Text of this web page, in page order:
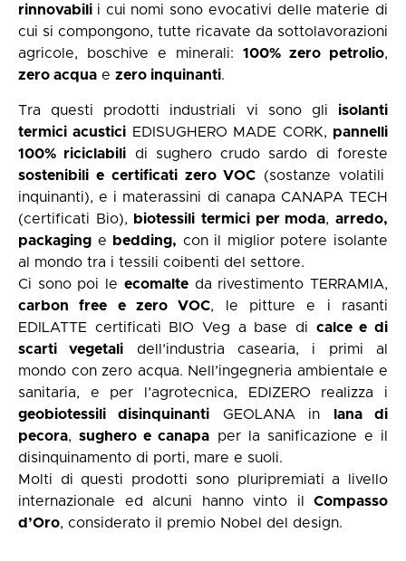
rinnovabili i cui nomi sono evocativi delle materie di
cui si compongono, tutte ricavate da sottolavorazioni
agricole, boschive e minerali: 100% zero petrolio,
zero acqua e zero inquinanti.
Tra questi prodotti industriali vi sono gli isolanti
termici acusticiEDISUGHERO MADE CORK, pannelli
100% riciclabili di sughero crudo sardo di foreste
sostenibili e certificati zero VOC (sostanze volatili
inquinanti), e i materassini di canapa CANAPA TECH
(certificati Bio), biotessili termici per moda,arredo,
packaging e bedding, con il miglior potere isolante
al mondo tra i tessili coibenti del settore.
Ci sono poi le ecomalteda rivestimento TERRAMIA,
carbon free e zero VOC, le pitture e i rasanti
EDILATTE certificati BIO Veg a base di calce e di
scarti vegetali dell’industria casearia, i primi al
mondo con zero acqua. Nell’ingegneria ambientale e
sanitaria, e per l’agrotecnica, EDIZERO realizza i
geobiotessili disinquinanti GEOLANA in lana di
pecora,sughero e canapa per la sanificazione e il
disinquinamento di porti, mare e suoli.
Molti di questi prodotti sono pluripremiati a livello
internazionale ed alcuni hanno vinto il Compasso
d’Oro, considerato il premio Nobel del design.